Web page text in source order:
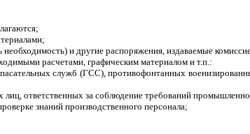
и другие распоряжения, издаваемые
расчетами, графическим материалом и т.п.:
служб (ГСС), противофонтанных
ответственных за соблюдение требований
знаний производственного персонала;